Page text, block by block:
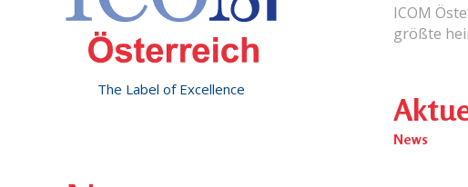
The Label of Excellence
ICOM
größte
News